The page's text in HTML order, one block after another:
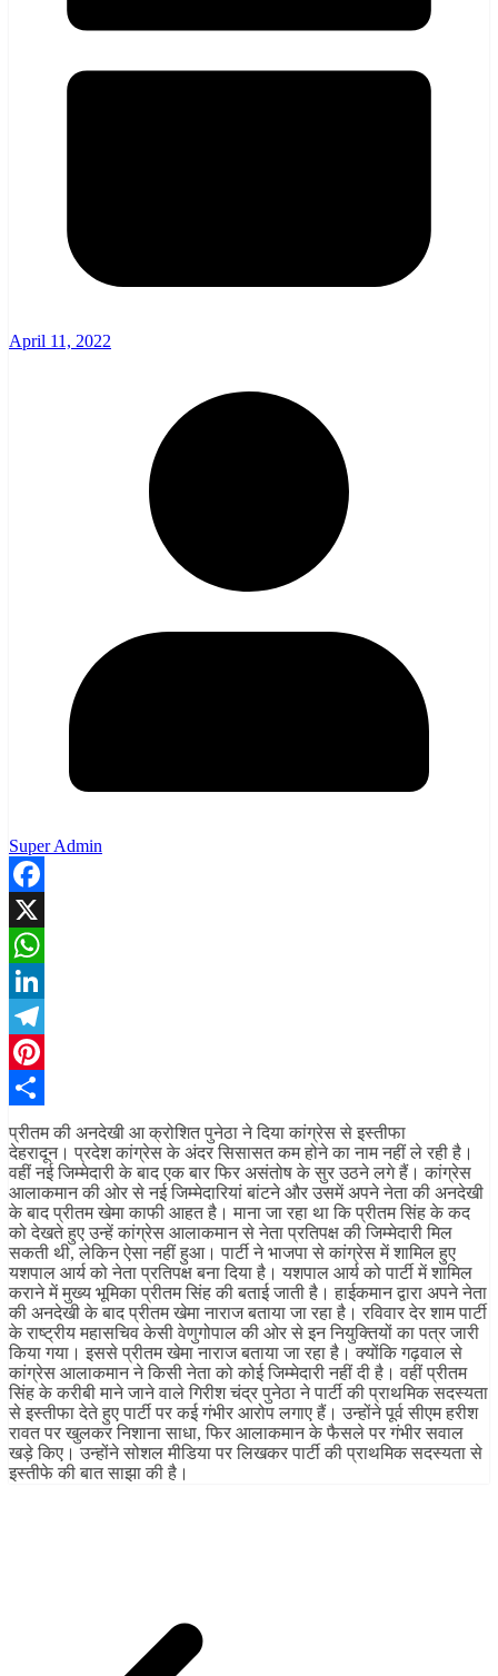
April 11, 2022
Super Admin
Facebook
X
WhatsApp
LinkedIn
Telegram
Pinterest
Share
प्रीतम की अनदेखी आ क्रोशित पुनेठा ने दिया कांग्रेस से इस्तीफा
देहरादून। प्रदेश कांग्रेस के अंदर सिसासत कम होने का नाम नहीं ले रही है।
वहीं नई जिम्मेदारी के बाद एक बार फिर असंतोष के सुर उठने लगे हैं। कांग्रेस
आलाकमान की ओर से नई जिम्मेदारियां बांटने और उसमें अपने नेता की अनदेखी
के बाद प्रीतम खेमा काफी आहत है। माना जा रहा था कि प्रीतम सिंह के कद
को देखते हुए उन्हें कांग्रेस आलाकमान से नेता प्रतिपक्ष की जिम्मेदारी मिल
सकती थी, लेकिन ऐसा नहीं हुआ। पार्टी ने भाजपा से कांग्रेस में शामिल हुए
यशपाल आर्य को नेता प्रतिपक्ष बना दिया है। यशपाल आर्य को पार्टी में शामिल
कराने में मुख्य भूमिका प्रीतम सिंह की बताई जाती है। हाईकमान द्वारा अपने नेता
की अनदेखी के बाद प्रीतम खेमा नाराज बताया जा रहा है। रविवार देर शाम पार्टी
के राष्ट्रीय महासचिव केसी वेणुगोपाल की ओर से इन नियुक्तियों का पत्र जारी
किया गया। इससे प्रीतम खेमा नाराज बताया जा रहा है। क्योंकि गढ़वाल से
कांग्रेस आलाकमान ने किसी नेता को कोई जिम्मेदारी नहीं दी है। वहीं प्रीतम
सिंह के करीबी माने जाने वाले गिरीश चंद्र पुनेठा ने पार्टी की प्राथमिक सदस्यता
से इस्तीफा देते हुए पार्टी पर कई गंभीर आरोप लगाए हैं। उन्होंने पूर्व सीएम हरीश
रावत पर खुलकर निशाना साधा, फिर आलाकमान के फैसले पर गंभीर सवाल
खड़े किए। उन्होंने सोशल मीडिया पर लिखकर पार्टी की प्राथमिक सदस्यता से
इस्तीफे की बात साझा की है।